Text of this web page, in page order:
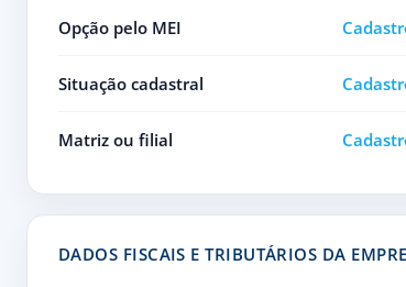
Opção pelo MEI
Situação cadastral
Matriz ou filial
DADOS FISCAIS E TRIBUTÁRIOS DA